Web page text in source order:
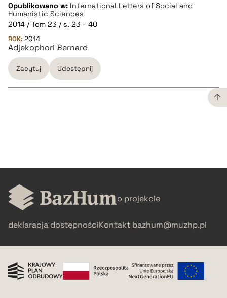
Opublikowano w: International Letters of Social and
Humanistic Sciences
2014 / Tom 23 / s. 23 - 40
ROK: 2014
Adjekophori Bernard
Zacytuj Udostępnij
pobierz cytat
o projekcie
deklaracja dostępnościKontakt bazhum@muzhp.pl